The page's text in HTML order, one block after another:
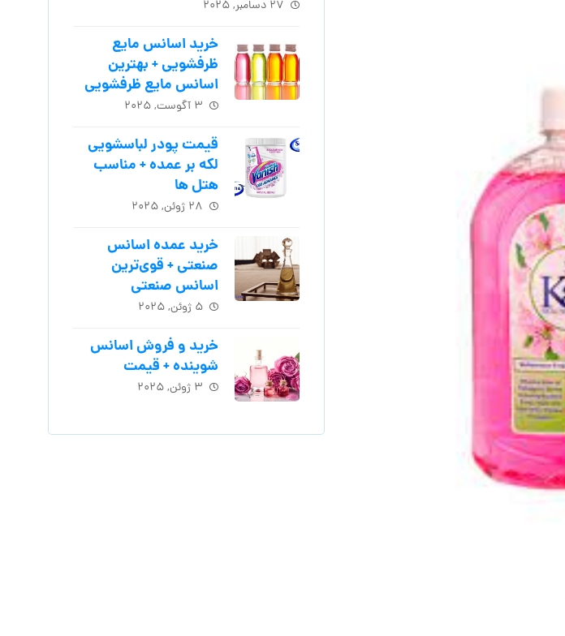
۲۷ دسامبر, ۲۰۲۵
خرید اسانس مایع
ظرفشویی + بهترین
اسانس مایع ظرفشویی
۳ آگوست, ۲۰۲۵
قیمت پودر لباسشویی
لکه بر عمده + مناسب
هتل ها
۲۸ ژوئن, ۲۰۲۵
خرید عمده اسانس
صنعتی + قوی‌ترین
اسانس‌ صنعتی
۵ ژوئن, ۲۰۲۵
خرید و فروش اسانس
شوینده + قیمت
۳ ژوئن, ۲۰۲۵